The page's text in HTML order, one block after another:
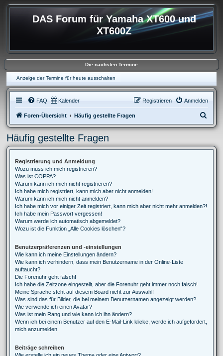
DAS Forum für Yamaha XT600 und
XT600Z
Die nächsten Termine
Anzeige der Termine für heute ausschalten
FAQ Kalender Anmelden
Registrieren
Foren-Übersicht Häufig gestellte Fragen
u
h
Häufig gestellte Fragen
Registrierung und Anmeldung
Wozu muss ich mich registrieren?
Was ist COPPA?
Warum kann ich mich nicht registrieren?
Ich habe mich registriert, kann mich aber nicht anmelden!
Warum kann ich mich nicht anmelden?
Ich habe mich vor einiger Zeit registriert, kann mich aber nicht mehr anmelden?!
Ich habe mein Passwort vergessen!
Warum werde ich automatisch abgemeldet?
Wozu ist die Funktion „Alle Cookies löschen“?
Benutzerpräferenzen und -einstellungen
Wie kann ich meine Einstellungen ändern?
Wie kann ich verhindern, dass mein Benutzername in der Online-Liste
auftaucht?
Die Forenuhr geht falsch!
Ich habe die Zeitzone eingestellt, aber die Forenuhr geht immer noch falsch!
Meine Sprache steht auf diesem Board nicht zur Auswahl!
Was sind das für Bilder, die bei meinem Benutzernamen angezeigt werden?
Wie verwende ich einen Avatar?
Was ist mein Rang und wie kann ich ihn ändern?
Wenn ich bei einem Benutzer auf den E-Mail-Link klicke, werde ich aufgefordert,
mich anzumelden.
Beiträge schreiben